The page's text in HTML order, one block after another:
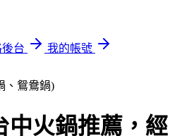
台
我的帳號
、鴛鴦鍋)
中火鍋推薦，經